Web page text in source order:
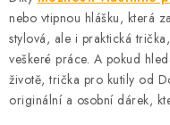
l
á
d
a
c
nebo vtipnou hlášku, která
stylová, ale i praktická
veškeré práce. A pokud
životě, trička pro kutily od
originální a osobní dárek,